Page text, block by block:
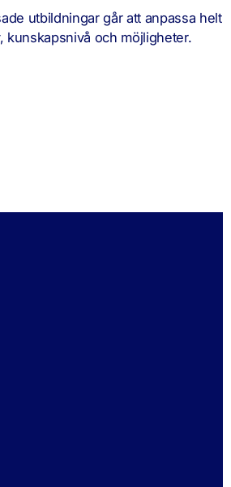
utbildningar går att anpassa helt
kunskapsnivå och möjligheter.